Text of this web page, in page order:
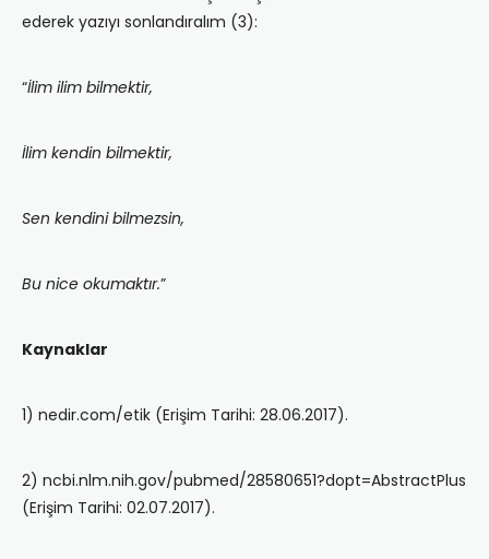
ederek yazıyı sonlandıralım (3):
“İlim ilim bilmektir,
İlim kendin bilmektir,
Sen kendini bilmezsin,
Bu nice okumaktır.”
Kaynaklar
1) nedir.com/etik (Erişim Tarihi: 28.06.2017).
2) ncbi.nlm.nih.gov/pubmed/28580651?dopt=AbstractPlus
(Erişim Tarihi: 02.07.2017).